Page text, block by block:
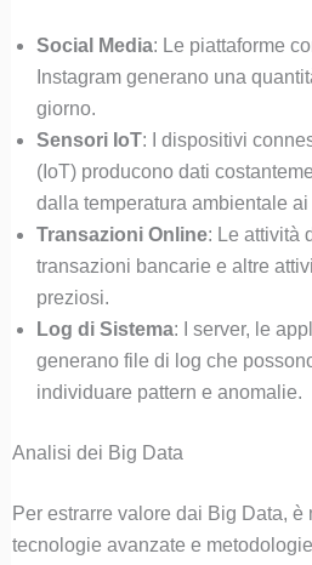
Social Media: Le piattaforme
Instagram generano una
giorno.
Sensori IoT: I dispositivi
(IoT) producono dati
dalla temperatura ambientale
Transazioni Online: Le attività
transazioni bancarie e altre
preziosi.
Log di Sistema: I server, le
generano file di log che
individuare pattern e anomalie.
Analisi dei Big Data
Per estrarre valore dai Big Data,
tecnologie avanzate e